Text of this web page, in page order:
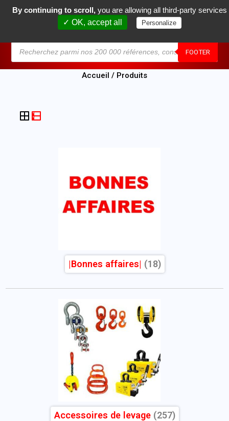
FOOTER
0
Accueil / Produits
|Bonnes affaires| (18)
Accessoires de levage (257)
By continuing to scroll, you are allowing all third-party services
✓ OK, accept all
Personalize